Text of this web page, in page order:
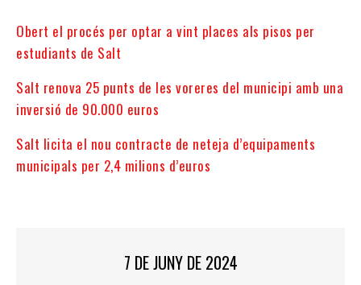
Obert el procés per optar a vint places als pisos per
estudiants de Salt
Salt renova 25 punts de les voreres del municipi amb una
inversió de 90.000 euros
Salt licita el nou contracte de neteja d’equipaments
municipals per 2,4 milions d’euros
7 DE JUNY DE 2024